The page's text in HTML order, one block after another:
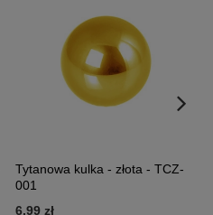
Tytanowa kulka - złota - TCZ-
001
6,99 zł